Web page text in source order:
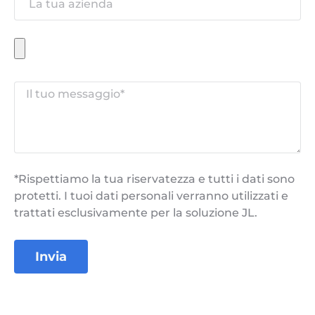
*Rispettiamo la tua riservatezza e tutti i dati sono
protetti. I tuoi dati personali verranno utilizzati e
trattati esclusivamente per la soluzione JL.
Invia